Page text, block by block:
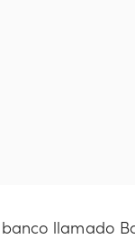
llamado